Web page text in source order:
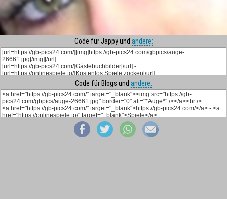
Code für Jappy und andere:
Code für Blogs und andere: